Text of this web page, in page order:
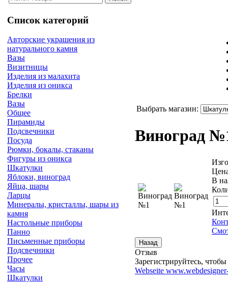
Список категорий
Авторские украшения из
натурального камня
Вазы
Визитницы
Изделия из малахита
Изделия из оникса
Брелки
Вазы
Общее
Пирамиды
Подсвечники
Посуда
Рюмки, бокалы, стаканы
Фигуры из оникса
Шкатулки
Яблоки, виноград
Яйца, шары
Ларцы
Минералы, кристаллы, шары из
камня
Настольные приборы
Панно
Письменные приборы
Подсвечники
Прочее
Часы
Шкатулки
Выбрать магазин:
Виноград
В
Отзыв
Зарегистрируйтесь, чтобы
Webseite